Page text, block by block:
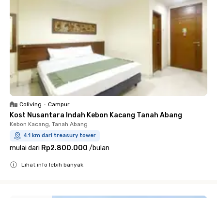
Coliving • Campur
Kost Nusantara Indah Kebon Kacang Tanah Abang
Kebon Kacang, Tanah Abang
4.1 km dari treasury tower
mulai dari Rp2.800.000 /bulan
Lihat info lebih banyak